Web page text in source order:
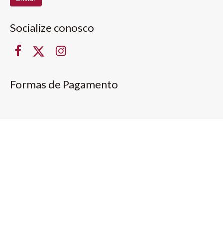
Socialize conosco
Formas de Pagamento